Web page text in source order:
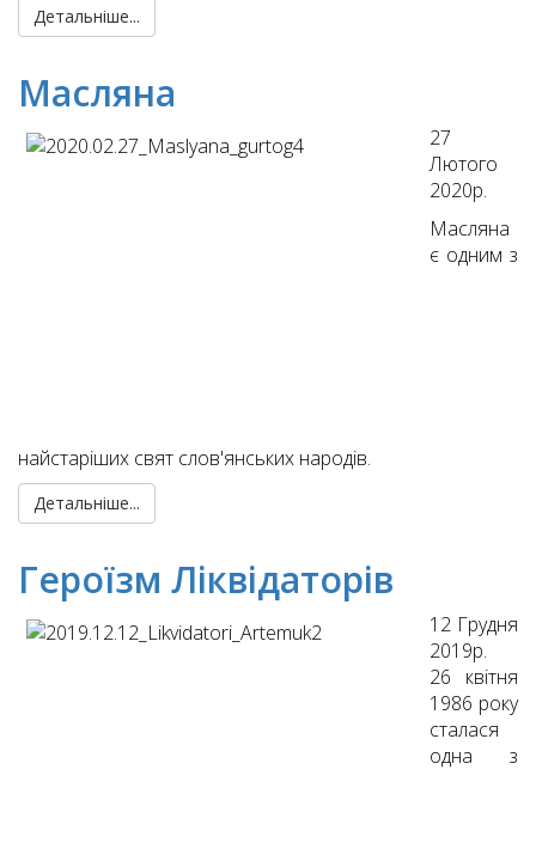
Детальніше...
Масляна
27
Лютого
2020р.
Масляна
є одним з
найстаріших свят слов'янських народів.
Детальніше...
Героїзм Ліквідаторів
12 Грудня
2019р.
26 квітня
1986 року
сталася
одна з